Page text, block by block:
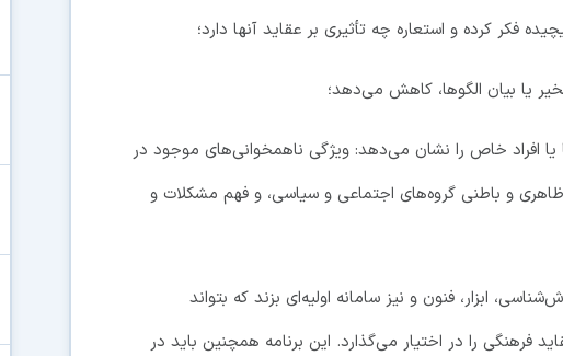
کرده و استعاره چه تأثیری بر عقاید آنها دارد؛
یا بیان الگوها، کاهش می‌دهد؛
یا افراد خاص را نشان می‌دهد: ویژگی ناهمخوانی‌های موجود در
و باطنی گروه‌های اجتماعی و سیاسی، و فهم مشکلات و
ابزار، فنون و نیز سامانه اولیه‌ای بزند که بتواند
فرهنگی را در اختیار می‌گذارد. این برنامه همچنین باید در